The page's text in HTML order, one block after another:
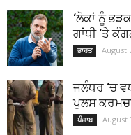
‘ਲੋਕਾਂ ਨੂੰ
ਗਾਂਧੀ ‘ਤੇ
ਭਾਰਤ August
ਜਲੰਧਰ ‘ਚ
ਪੁਲਸ
ਪੰਜਾਬ August